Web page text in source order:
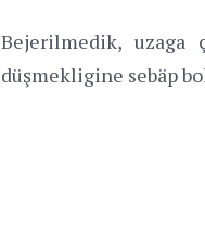
Bejerilmedik,
düşmekligine sebäp